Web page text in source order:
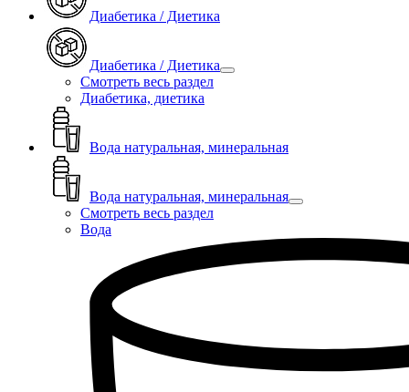
Диабетика / Диетика
Диабетика / Диетика
Смотреть весь раздел
Диабетика, диетика
Вода натуральная, минеральная
Вода натуральная, минеральная
Смотреть весь раздел
Вода